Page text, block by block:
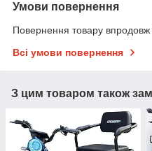
Умови повернення
Повернення товару впродовж
Всі умови повернення
З цим товаром також